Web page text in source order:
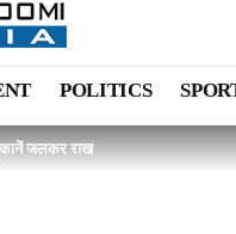
POLITICS
जलकर राख